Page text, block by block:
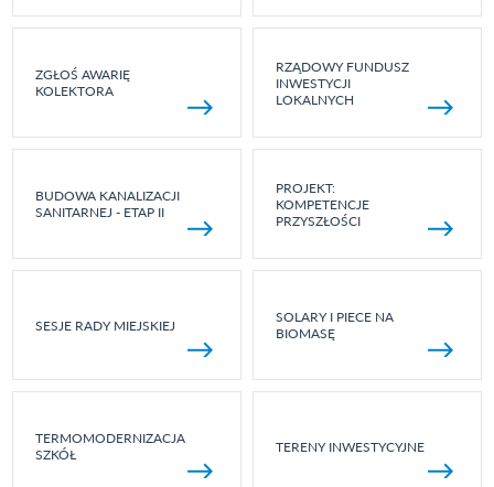
ZGŁOŚ AWARIĘ
KOLEKTORA
RZĄDOWY FUNDUSZ
INWESTYCJI
LOKALNYCH
BUDOWA KANALIZACJI
SANITARNEJ - ETAP II
PROJEKT:
KOMPETENCJE
PRZYSZŁOŚCI
SESJE RADY MIEJSKIEJ
SOLARY I PIECE NA
BIOMASĘ
TERMOMODERNIZACJA
SZKÓŁ
TERENY INWESTYCYJNE